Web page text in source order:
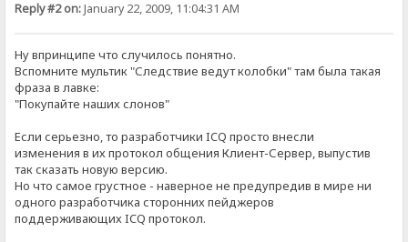
Reply #2 on:January 22, 2009, 11:04:31 AM
Ну впринципе что случилось понятно.
Вспомните мультик "Следствие ведут колобки" там была такая
фраза в лавке:
"Покупайте наших слонов"
Если серьезно, то разработчики ICQ просто внесли
изменения в их протокол общения Клиент-Сервер, выпустив
так сказать новую версию.
Но что самое грустное - наверное не предупредив в мире ни
одного разработчика сторонних пейджеров
поддерживающих ICQ протокол.